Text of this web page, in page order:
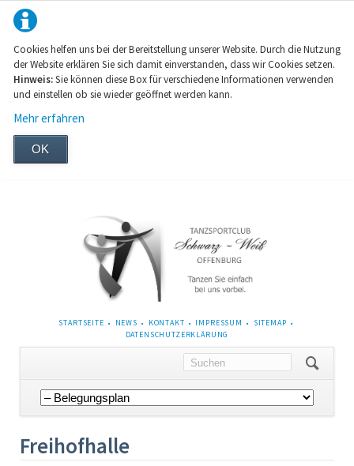
Cookies helfen uns bei der Bereitstellung unserer Website. Durch die Nutzung
der Website erklären Sie sich damit einverstanden, dass wir Cookies setzen.
Hinweis:Sie können diese Box für verschiedene Informationen verwenden
und einstellen ob sie wieder geöffnet werden kann.
Mehr erfahren
OK
NAVIGATION
STARTSEITE NEWS KONTAKT IMPRESSUM
SITEMAP
DATENSCHUTZERKLÄRUNG
Navigation
überspringen
Freihofhalle